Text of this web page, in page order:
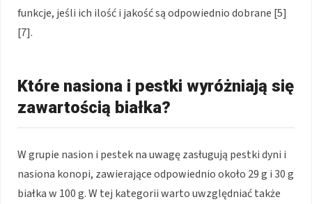
funkcje, jeśli ich ilość i jakość są odpowiednio dobrane [5]
[7].
Które nasiona i pestki wyróżniają się
zawartością białka?
W grupie nasion i pestek na uwagę zasługują pestki dyni i
nasiona konopi, zawierające odpowiednio około 29 g i 30 g
białka w 100 g. W tej kategorii warto uwzględniać także